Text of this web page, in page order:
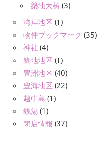
築地大橋 (3)
湾岸地区 (1)
物件ブックマーク (35)
神社 (4)
築地地区 (1)
豊洲地区 (40)
豊海地区 (22)
越中島 (1)
銭湯 (1)
閉店情報 (37)